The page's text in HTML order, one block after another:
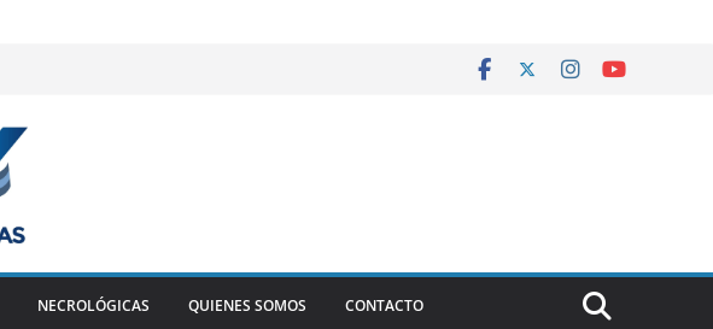
NECROLÓGICAS QUIENES SOMOS CONTACTO